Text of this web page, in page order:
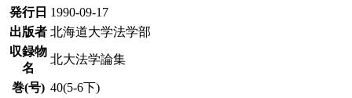
発行日 1990-09-17
出版者 北海道大学法学部
収録物
名
北大法学論集
巻(号) 40(5-6下)